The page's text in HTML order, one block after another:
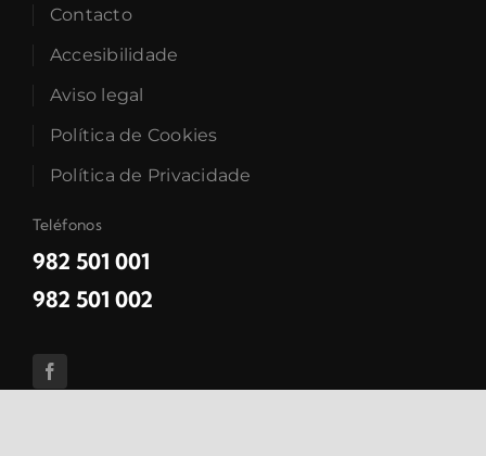
Contacto
Accesibilidade
Aviso legal
Política de Cookies
Política de Privacidade
Teléfonos
982 501 001
982 501 002